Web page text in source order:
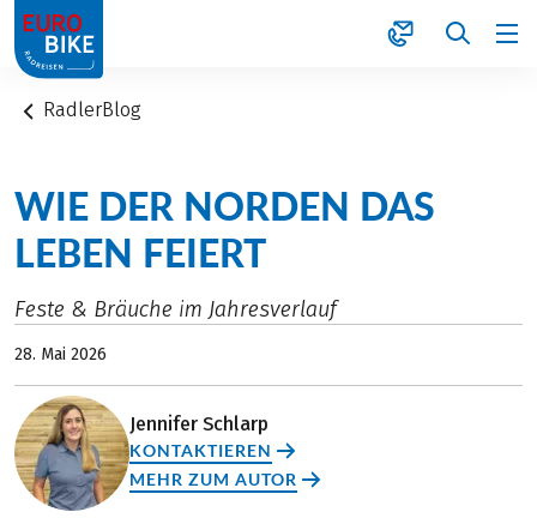
1
RadlerBlog
WIE DER NORDEN DAS
LEBEN FEIERT
Feste & Bräuche im Jahresverlauf
28. Mai 2026
Jennifer Schlarp
KONTAKTIEREN
MEHR ZUM AUTOR